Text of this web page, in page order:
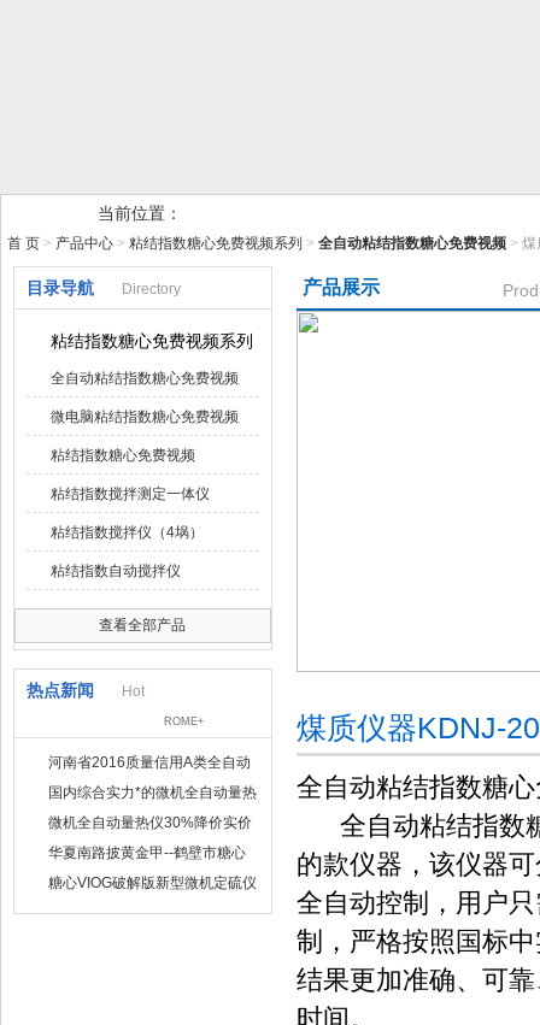
鹤壁市糖心VIOG破解版仪器仪表有限公司
当前位置：
首 页 > 产品中心 > 粘结指数糖心免费视频系列 > 全自动粘结指数糖心免费视频 >
目录导航 Directory
粘结指数糖心免费视频系列
全自动粘结指数糖心免费视频
微电脑粘结指数糖心免费视频
粘结指数糖心免费视频
粘结指数搅拌测定一体仪
粘结指数搅拌仪（4埚）
粘结指数自动搅拌仪
查看全部产品
热点新闻 Hot
ROME+
河南省2016质量信用A类全自动
量热仪
国内综合实力*的微机全自动量热
仪制造企业
微机全自动量热仪30%降价实价
出售
华夏南路披黄金甲--鹤壁市糖心
VIOG破解版仪器仪表有限公司
糖心VIOG破解版新型微机定硫仪
产品展示
煤质仪器KDNJ-
全自动粘结指数糖
全自动粘结指数
的款仪器，该仪器
全自动控制，用户
制，严格按照国标
结果更加准确、可
时间。